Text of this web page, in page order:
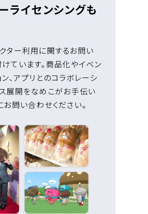
ライセンシングも
ター利用に関するお問い
ています。商品化やイベン
ン、アプリとのコラボレーシ
展開をなめこがお手伝い
お問い合わせください。